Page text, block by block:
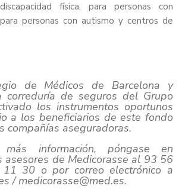
física, para personas con
personas con autismo y centros de
de Médicos de Barcelona y
correduría de seguros del Grupo
los instrumentos oportunos
a los beneficiarios de este fondo
compañías aseguradoras.
información, póngase en
asesores de Medicorasse al 93 56
30 o por correo electrónico a
/ medicorasse@med.es.